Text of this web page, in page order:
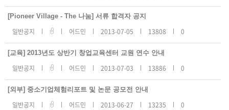
수
[Pioneer Village - The 나눔] 서류 합격자 공지
일반공지 어드민 2013-07-05 13808 0
[교육] 2013년도 상반기 창업교육센터 교원 연수 안내
일반공지 어드민 2013-07-03 13886 0
[외부] 중소기업체험리포트 및 논문 공모전 안내
일반공지 어드민 2013-06-27 13235 0